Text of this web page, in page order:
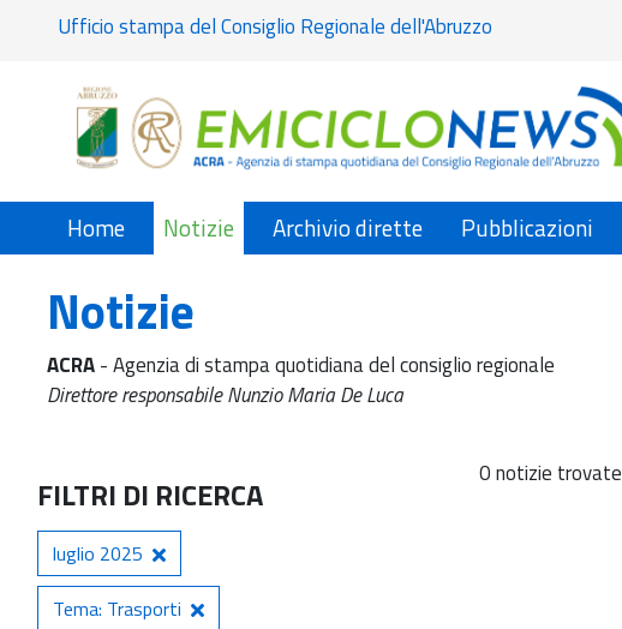
Ufficio stampa del Consiglio Regionale dell'Abruzzo
Home Notizie Archivio dirette Pubblicazioni
Notizie
ACRA- Agenzia di stampa quotidiana del consiglio regionale
Direttore responsabile Nunzio Maria De Luca
FILTRI DI RICERCA
luglio 2025
Tema: Trasporti
0 notizie trovate